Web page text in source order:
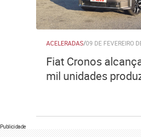
ACELERADAS/09 DE FEVEREIRO
Fiat Cronos
mil unidades
Publicidade